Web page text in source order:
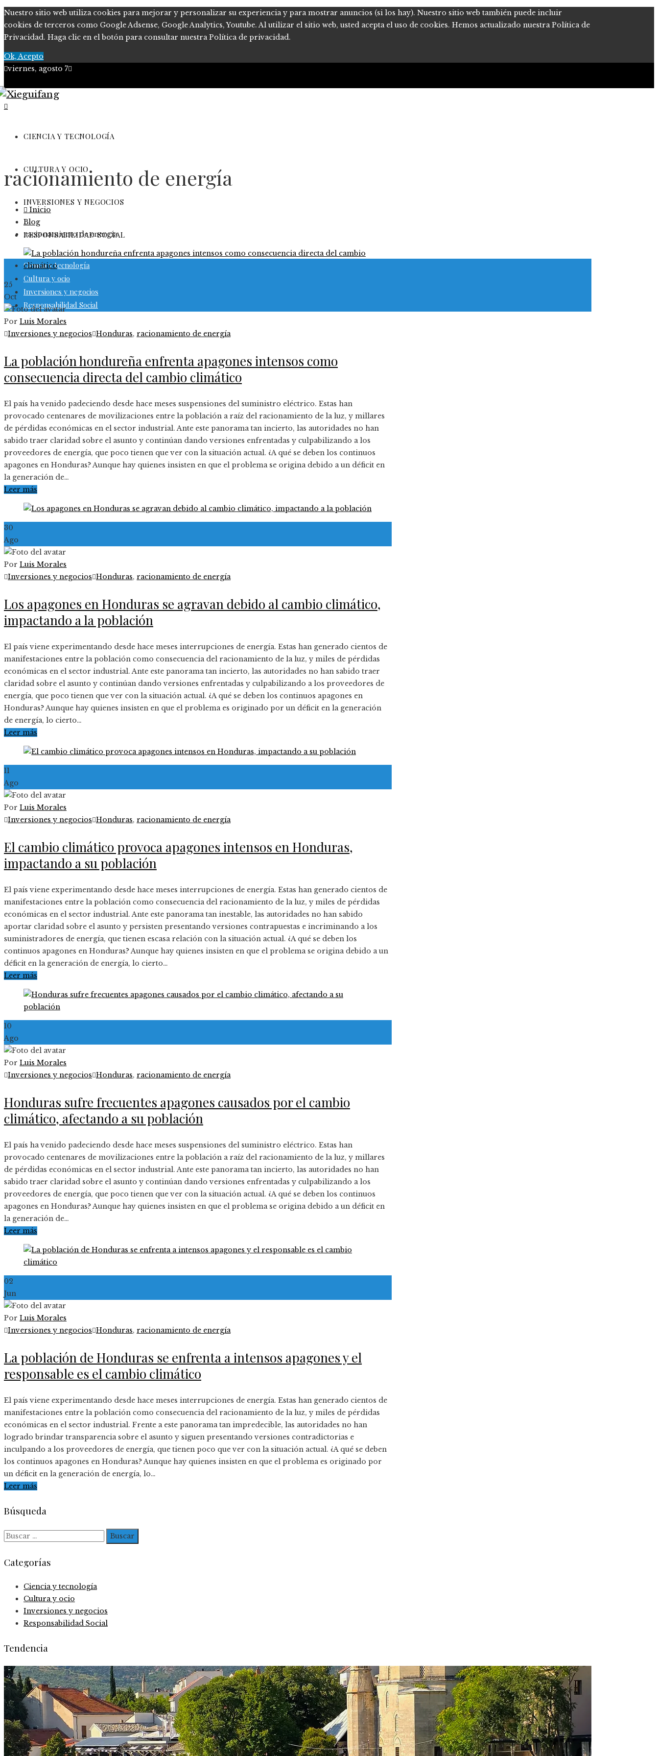
Nuestro sitio web utiliza cookies para mejorar y personalizar su experiencia y para mostrar anuncios (si los hay). Nuestro sitio web también puede incluir
cookies de terceros como Google Adsense, Google Analytics, Youtube. Al utilizar el sitio web, usted acepta el uso de cookies. Hemos actualizado nuestra Política de
Privacidad. Haga clic en el botón para consultar nuestra Política de privacidad.
Ok, Acepto
viernes, agosto 7
Ciencia y tecnología
Responsabilidad Social
CIENCIA Y TECNOLOGÍA
CULTURA Y OCIO
INVERSIONES Y NEGOCIOS
RESPONSABILIDAD SOCIAL
Ciencia y tecnología
Cultura y ocio
Inversiones y negocios
Responsabilidad Social
racionamiento de energía
Inicio
Blog
racionamiento de energía
25
Oct
Por Luis Morales
Inversiones y negocios Honduras, racionamiento de energía
La población hondureña enfrenta apagones intensos como
consecuencia directa del cambio climático
El país ha venido padeciendo desde hace meses suspensiones del suministro eléctrico. Estas han
provocado centenares de movilizaciones entre la población a raíz del racionamiento de la luz, y millares
de pérdidas económicas en el sector industrial. Ante este panorama tan incierto, las autoridades no han
sabido traer claridad sobre el asunto y continúan dando versiones enfrentadas y culpabilizando a los
proveedores de energía, que poco tienen que ver con la situación actual. ¿A qué se deben los continuos
apagones en Honduras? Aunque hay quienes insisten en que el problema se origina debido a un déficit en
la generación de…
Leer más
30
Ago
Por Luis Morales
Inversiones y negocios Honduras, racionamiento de energía
Los apagones en Honduras se agravan debido al cambio climático,
impactando a la población
El país viene experimentando desde hace meses interrupciones de energía. Estas han generado cientos de
manifestaciones entre la población como consecuencia del racionamiento de la luz, y miles de pérdidas
económicas en el sector industrial. Ante este panorama tan incierto, las autoridades no han sabido traer
claridad sobre el asunto y continúan dando versiones enfrentadas y culpabilizando a los proveedores de
energía, que poco tienen que ver con la situación actual. ¿A qué se deben los continuos apagones en
Honduras? Aunque hay quienes insisten en que el problema es originado por un déficit en la generación
de energía, lo cierto…
Leer más
11
Ago
Por Luis Morales
Inversiones y negocios Honduras, racionamiento de energía
El cambio climático provoca apagones intensos en Honduras,
impactando a su población
El país viene experimentando desde hace meses interrupciones de energía. Estas han generado cientos de
manifestaciones entre la población como consecuencia del racionamiento de la luz, y miles de pérdidas
económicas en el sector industrial. Ante este panorama tan inestable, las autoridades no han sabido
aportar claridad sobre el asunto y persisten presentando versiones contrapuestas e incriminando a los
suministradores de energía, que tienen escasa relación con la situación actual. ¿A qué se deben los
continuos apagones en Honduras? Aunque hay quienes insisten en que el problema se origina debido a un
déficit en la generación de energía, lo cierto…
Leer más
10
Ago
Por Luis Morales
Inversiones y negocios Honduras, racionamiento de energía
Honduras sufre frecuentes apagones causados por el cambio
climático, afectando a su población
El país ha venido padeciendo desde hace meses suspensiones del suministro eléctrico. Estas han
provocado centenares de movilizaciones entre la población a raíz del racionamiento de la luz, y millares
de pérdidas económicas en el sector industrial. Ante este panorama tan incierto, las autoridades no han
sabido traer claridad sobre el asunto y continúan dando versiones enfrentadas y culpabilizando a los
proveedores de energía, que poco tienen que ver con la situación actual. ¿A qué se deben los continuos
apagones en Honduras? Aunque hay quienes insisten en que el problema se origina debido a un déficit en
la generación de…
Leer más
02
Jun
Por Luis Morales
Inversiones y negocios Honduras, racionamiento de energía
La población de Honduras se enfrenta a intensos apagones y el
responsable es el cambio climático
El país viene experimentando desde hace meses interrupciones de energía. Estas han generado cientos de
manifestaciones entre la población como consecuencia del racionamiento de la luz, y miles de pérdidas
económicas en el sector industrial. Frente a este panorama tan impredecible, las autoridades no han
logrado brindar transparencia sobre el asunto y siguen presentando versiones contradictorias e
inculpando a los proveedores de energía, que tienen poco que ver con la situación actual. ¿A qué se deben
los continuos apagones en Honduras? Aunque hay quienes insisten en que el problema es originado por
un déficit en la generación de energía, lo…
Leer más
Búsqueda
Buscar:
Categorías
Ciencia y tecnología
Cultura y ocio
Inversiones y negocios
Responsabilidad Social
Tendencia